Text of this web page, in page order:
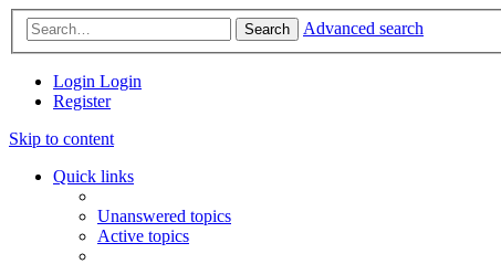
Search Advanced search
Login Login
Register
Skip to content
Quick links
Unanswered topics
Active topics